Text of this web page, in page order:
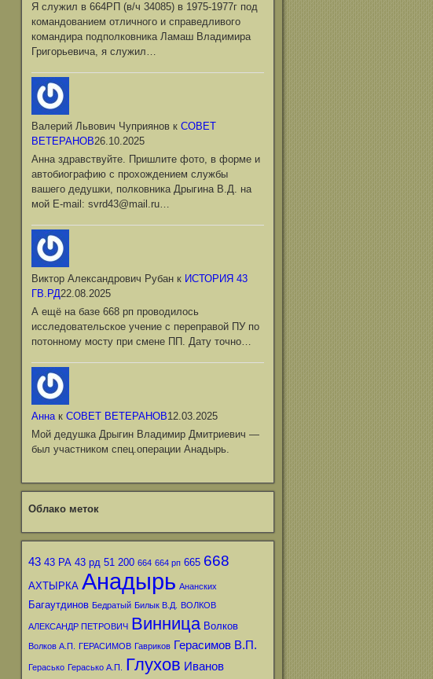
Я служил в 664РП (в/ч 34085) в 1975-1977г под
командованием отличного и справедливого
командира подполковника Ламаш Владимира
Григорьевича, я служил…
Валерий Львович Чуприяновк СОВЕТ
ВЕТЕРАНОВ26.10.2025
Анна здравствуйте. Пришлите фото, в форме и
автобиографию с прохождением службы
вашего дедушки, полковника Дрыгина В.Д. на
мой Е-mail: svrd43@mail.ru…
Виктор Александрович Рубанк ИСТОРИЯ 43
ГВ.РД22.08.2025
А ещё на базе 668 рп проводилось
исследовательское учение с переправой ПУ по
потонному мосту при смене ПП. Дату точно…
Аннак СОВЕТ ВЕТЕРАНОВ12.03.2025
Мой дедушка Дрыгин Владимир Дмитриевич —
был участником спец.операции Анадырь.
Облако меток
43 43 РА 43 рд 51 200 664 664 рп 665 668
АХТЫРКА Анадырь Ананских
Багаутдинов Бедратый Билык В.Д. ВОЛКОВ
АЛЕКСАНДР ПЕТРОВИЧ Винница Волков
Волков А.П. ГЕРАСИМОВ Гавриков Герасимов В.П.
Герасько Герасько А.П. Глухов Иванов